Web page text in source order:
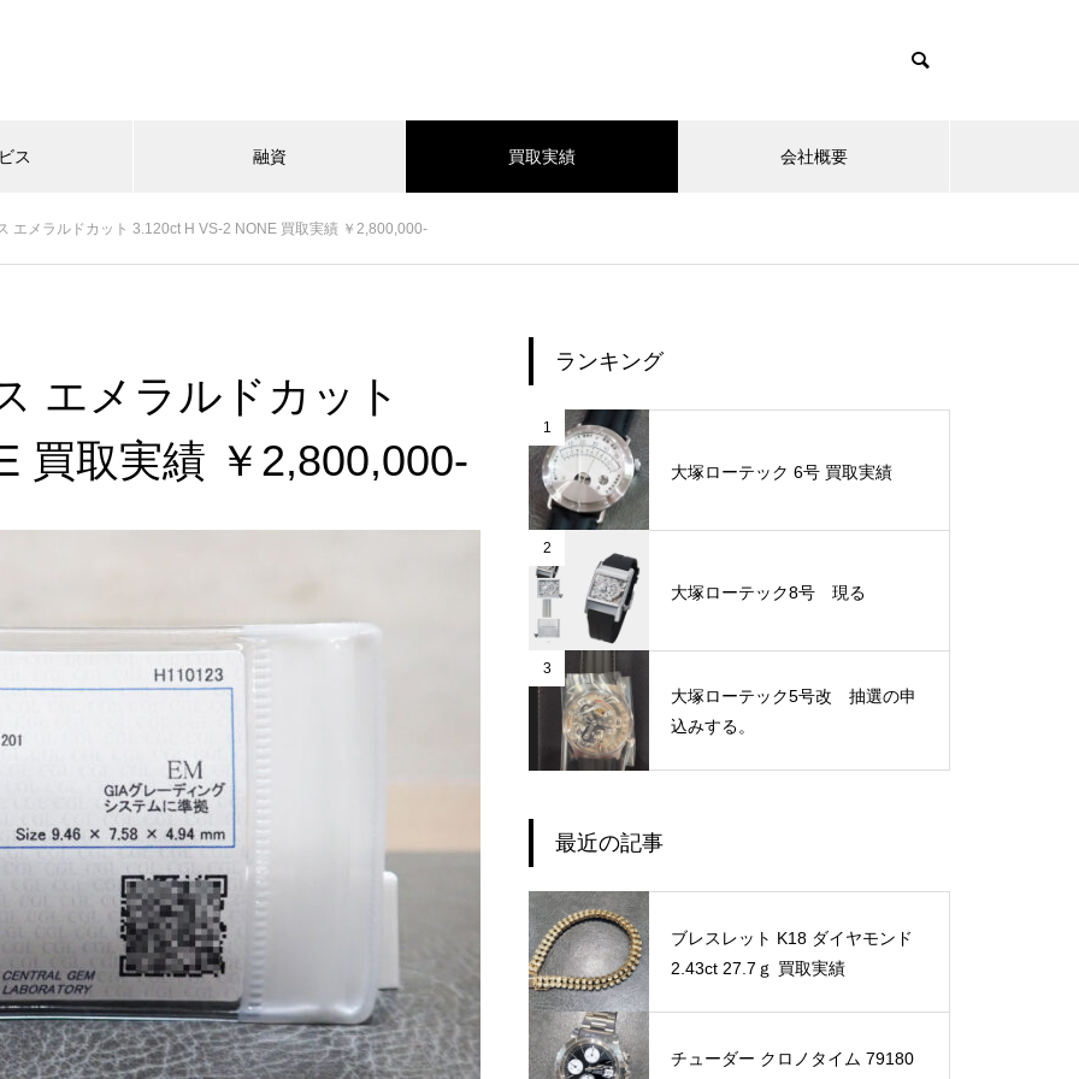
ス 融資 買取実績 会社概要
エメラルドカット 3.120ct H VS-2 NONE 買取実績 ￥2,800,000-
エメラルドカット
買取実績 ￥2,800,000-
ランキング
1
大塚ローテック 6号 買取実績
2
大塚ローテック8号 現る
3
大塚ローテック5号改 抽選の申
込みする。
最近の記事
ブレスレット K18 ダイヤモンド
2.43ct 27.7ｇ 買取実績
チューダー クロノタイム 79180